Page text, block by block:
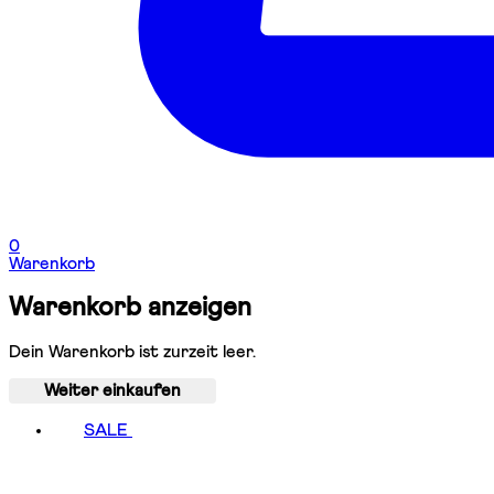
0
Warenkorb
Warenkorb anzeigen
Dein Warenkorb ist zurzeit leer.
Weiter einkaufen
SALE